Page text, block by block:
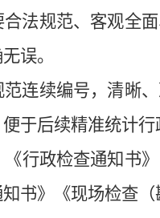
法规范、客观全
无误。
范连续编号， 清晰
便于后续精准统计
《行政检查通知 书》
知书》《现场检查